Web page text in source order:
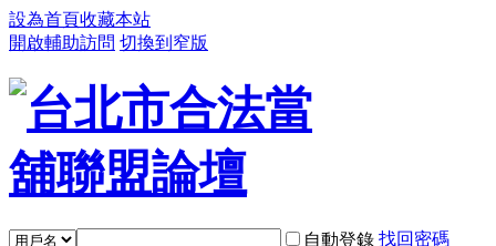
設為首頁收藏本站
開啟輔助訪問 切換到窄版
自動登錄 找回密碼